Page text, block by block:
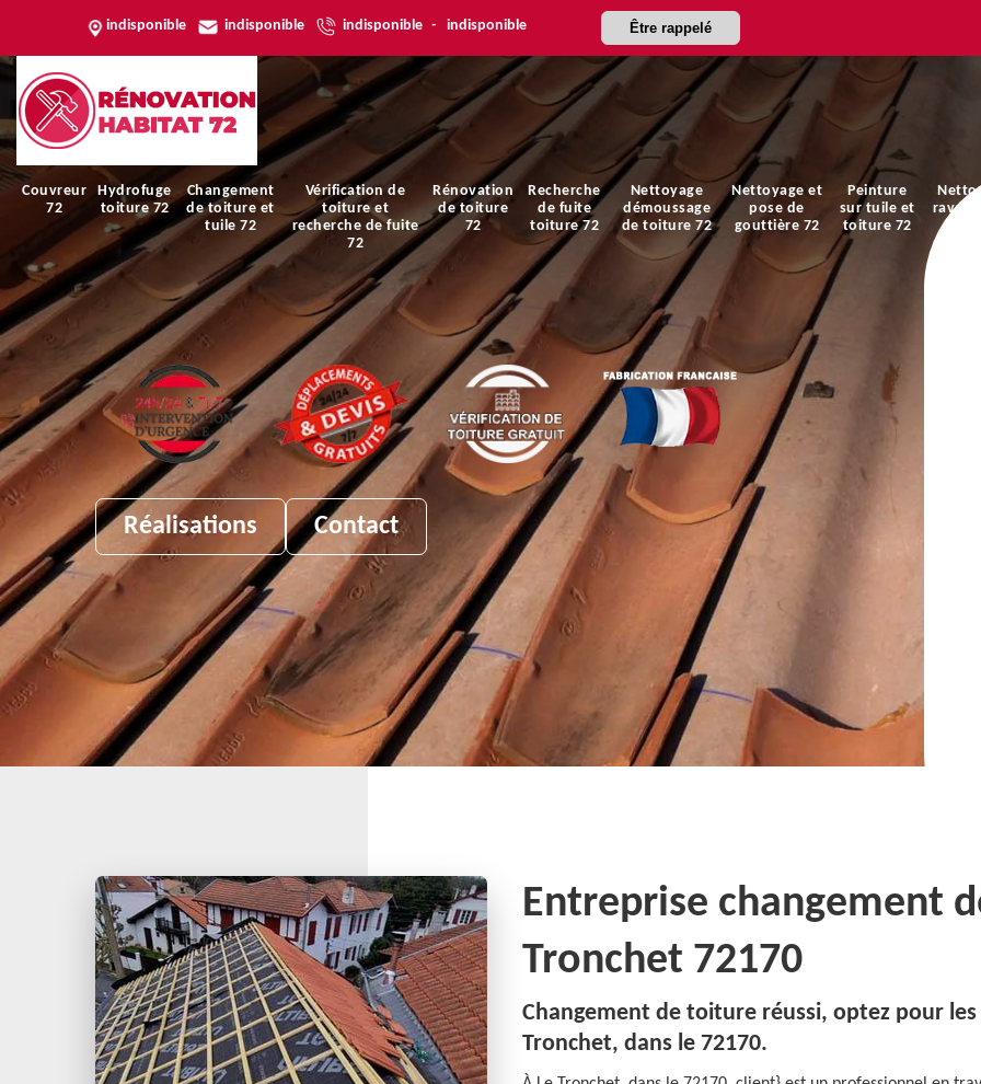
indisponible indisponible indisponible - indisponible Être rappelé
Couvreur
72
Hydrofuge
toiture 72
Changement
de toiture et
tuile 72
Vérification de
toiture et
recherche de fuite
72
Rénovation
de toiture
72
Recherche
de fuite
toiture 72
Nettoyage
démoussage
de toiture 72
Nettoyage et
pose de
gouttière 72
Peinture
sur tuile et
toiture 72
Réalisations Contact
Entreprise changement
Tronchet 72170
Changement de toiture réussi, optez pour
Tronchet, dans le 72170.